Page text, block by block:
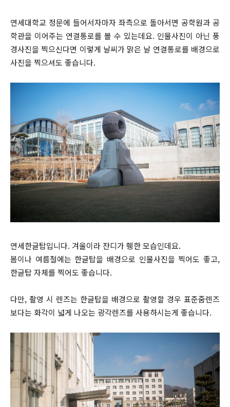
연세대학교 정문에 들어서자마자 좌측으로 돌아서면 공학원과 공
학관을 이어주는 연결통로를 볼 수 있는데요. 인물사진이 아닌 풍
경사진을 찍으신다면 이렇게 날씨가 맑은 날 연결통로를 배경으로
사진을 찍으셔도 좋습니다.
연세한글탑입니다. 겨울이라 잔디가 휑한 모습인데요.
봄이나 여름철에는 한글탑을 배경으로 인물사진을 찍어도 좋고,
한글탑 자체를 찍어도 좋습니다.
다만, 촬영 시 렌즈는 한글탑을 배경으로 촬영할 경우 표준줌렌즈
보다는 화각이 넓게 나오는 광각렌즈를 사용하시는게 좋습니다.